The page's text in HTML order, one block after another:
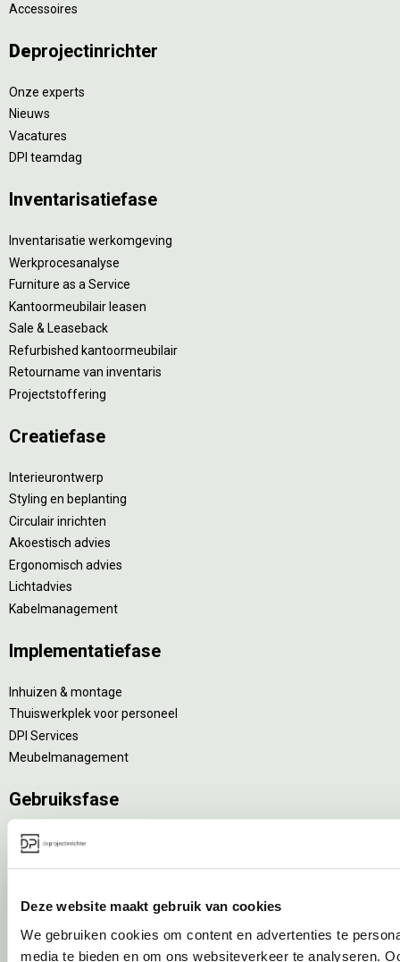
Deze website maakt gebruik van cookies
We gebruiken cookies om content en advertenties te
media te bieden en om ons websiteverkeer te analyseren.
Accessoires
Deprojectinrichter
Onze experts
Nieuws
Vacatures
DPI teamdag
Inventarisatiefase
Inventarisatie werkomgeving
Werkprocesanalyse
Furniture as a Service
Kantoormeubilair leasen
Sale & Leaseback
Refurbished kantoormeubilair
Retourname van inventaris
Projectstoffering
Creatiefase
Interieurontwerp
Styling en beplanting
Circulair inrichten
Akoestisch advies
Ergonomisch advies
Lichtadvies
Kabelmanagement
Implementatiefase
Inhuizen & montage
Thuiswerkplek voor personeel
DPI Services
Meubelmanagement
Gebruiksfase
Gebruiksinstructie
Specialistische reiniging
Refurbishment
Interne verhuizing